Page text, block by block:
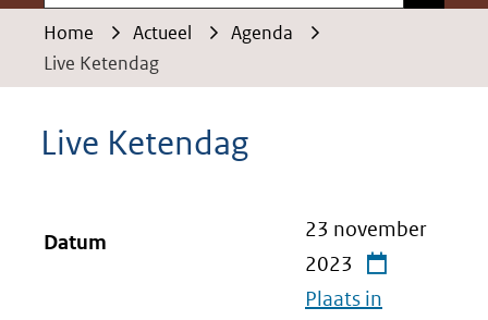
Home Actueel
Agenda
Live Ketendag
Live Ketendag
Datum
23 november
2023
Plaats in